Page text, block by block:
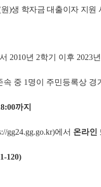
)생 학자금 대출이자 지원
2010년 2학기 이후 2023
중 1명이 주민등록상 경
까지
gg24.gg.go.kr)에서 온라인
120)